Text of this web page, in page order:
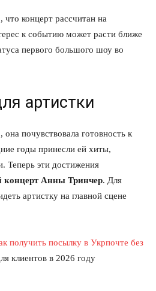
концерт рассчитан на
к событию может расти ближе
первого большого шоу во
артистки
почувствовала готовность к
годы принесли ей хиты,
Теперь эти достижения
концерт Анны Тринчер. Для
артистку на главной сцене
получить посылку в Укрпочте без
клиентов в 2026 году